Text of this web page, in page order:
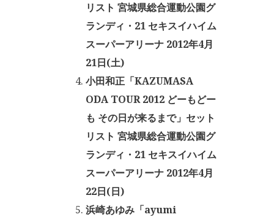
リスト 宮城県総合運動公園グ
ランディ・21 セキスイハイム
スーパーアリーナ 2012年4月
21日(土)
小田和正「KAZUMASA
ODA TOUR 2012 どーもどー
も その日が来るまで」セット
リスト 宮城県総合運動公園グ
ランディ・21 セキスイハイム
スーパーアリーナ 2012年4月
22日(日)
浜崎あゆみ「ayumi